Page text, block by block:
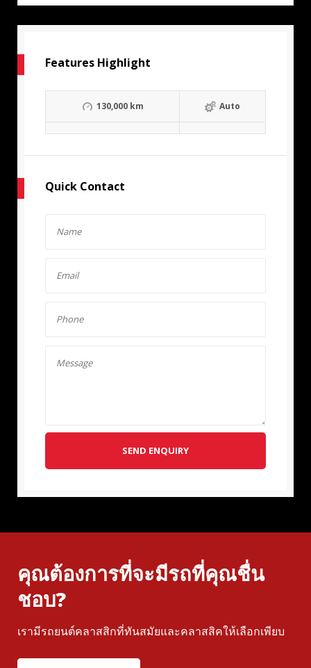
Features Highlight
130,000 km Auto
Quick Contact
SEND ENQUIRY
คุณต้องการที่จะมีรถที่คุณชื่น
ชอบ?
เรามีรถยนต์คลาสสิกที่ทันสมัยและคลาสสิคให้เลือกเพียบ